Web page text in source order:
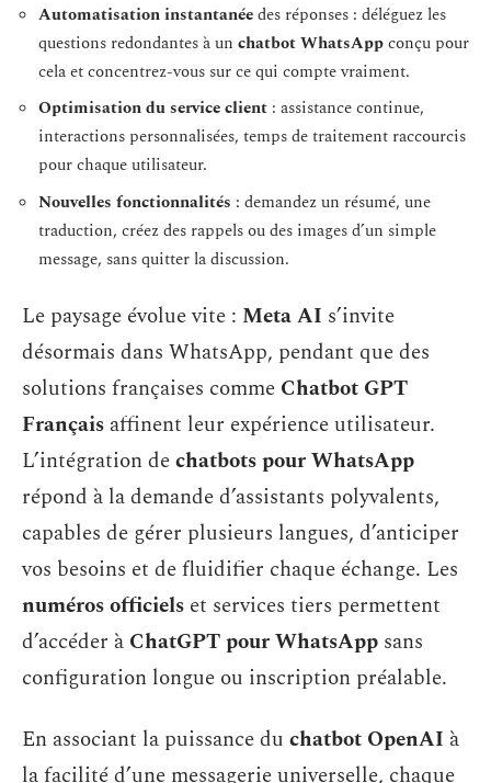
Automatisation instantanéedes réponses : déléguez les
questions redondantes à un chatbot WhatsAppconçu pour
cela et concentrez-vous sur ce qui compte vraiment.
Optimisation du service client : assistance continue,
interactions personnalisées, temps de traitement raccourcis
pour chaque utilisateur.
Nouvelles fonctionnalités : demandez un résumé, une
traduction, créez des rappels ou des images d’un simple
message, sans quitter la discussion.
Le paysage évolue vite : Meta AI s’invite
désormais dans WhatsApp, pendant que des
solutions françaises comme Chatbot GPT
Français affinent leur expérience utilisateur.
L’intégration dechatbots pour WhatsApp
répond à la demande d’assistants polyvalents,
capables de gérer plusieurs langues, d’anticiper
vos besoins et de fluidifier chaque échange. Les
numéros officiels et services tiers permettent
d’accéder à ChatGPT pour WhatsApp sans
configuration longue ou inscription préalable.
En associant la puissance du chatbot OpenAI à
la facilité d’une messagerie universelle, chaque